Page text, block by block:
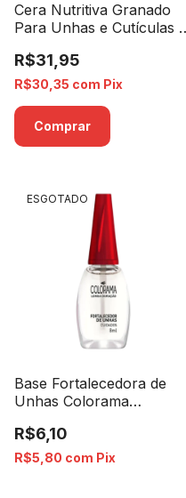
Cera Nutritiva Granado
Para Unhas e Cutículas -
R$31,95
R$30,35 com Pix
ESGOTADO
Base Fortalecedora de
Unhas Colorama
R$6,10
R$5,80 com Pix